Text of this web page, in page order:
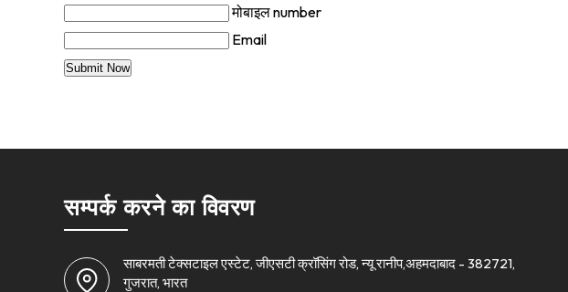
मोबाइल number
Email
सम्पर्क करने का विवरण
साबरमती टेक्सटाइल एस्टेट, जीएसटी क्रॉसिंग रोड, न्यू रानीप,अहमदाबाद - 382721,
गुजरात, भारत